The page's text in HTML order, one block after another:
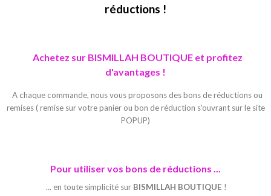
réductions !
Achetez sur BISMILLAH BOUTIQUE et profitez
d'avantages !
A chaque commande, nous vous proposons des bons de réductions ou
remises ( remise sur votre panier ou bon de réduction s'ouvrant sur le site
POPUP)
Pour utiliser vos bons de réductions ...
... en toute simplicité sur BISMILLAH BOUTIQUE !